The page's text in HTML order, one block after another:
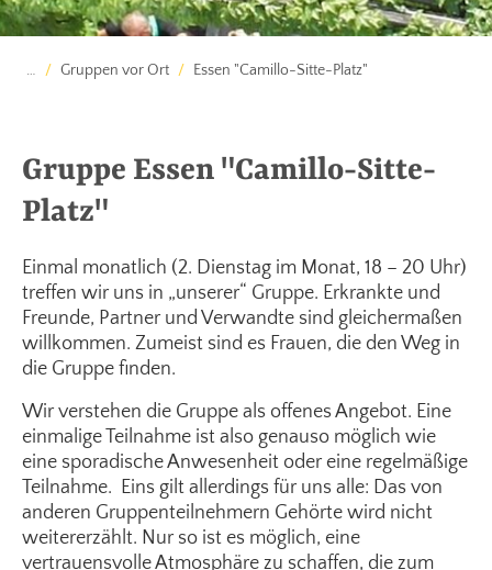
… Gruppen vor Ort Essen "Camillo-Sitte-Platz"
Gruppe Essen "Camillo-Sitte-
Platz"
Einmal monatlich (2. Dienstag im Monat, 18 – 20 Uhr)
treffen wir uns in „unserer“ Gruppe. Erkrankte und
Freunde, Partner und Verwandte sind gleichermaßen
willkommen. Zumeist sind es Frauen, die den Weg in
die Gruppe finden.
Wir verstehen die Gruppe als offenes Angebot. Eine
einmalige Teilnahme ist also genauso möglich wie
eine sporadische Anwesenheit oder eine regelmäßige
Teilnahme. Eins gilt allerdings für uns alle: Das von
anderen Gruppenteilnehmern Gehörte wird nicht
weitererzählt. Nur so ist es möglich, eine
vertrauensvolle Atmosphäre zu schaffen, die zum